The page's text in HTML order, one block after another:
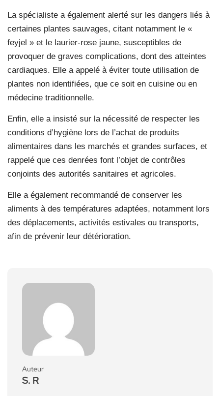
La spécialiste a également alerté sur les dangers liés à
certaines plantes sauvages, citant notamment le «
feyjel » et le laurier-rose jaune, susceptibles de
provoquer de graves complications, dont des atteintes
cardiaques. Elle a appelé à éviter toute utilisation de
plantes non identifiées, que ce soit en cuisine ou en
médecine traditionnelle.
Enfin, elle a insisté sur la nécessité de respecter les
conditions d’hygiène lors de l’achat de produits
alimentaires dans les marchés et grandes surfaces, et
rappelé que ces denrées font l’objet de contrôles
conjoints des autorités sanitaires et agricoles.
Elle a également recommandé de conserver les
aliments à des températures adaptées, notamment lors
des déplacements, activités estivales ou transports,
afin de prévenir leur détérioration.
Auteur
S. R